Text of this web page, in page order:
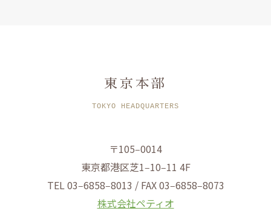
東京本部
TOKYO HEADQUARTERS
〒105‒0014
東京都港区芝1‒10‒11 4F
TEL 03‒6858‒8013 / FAX 03‒6858‒8073
株式会社ペティオ